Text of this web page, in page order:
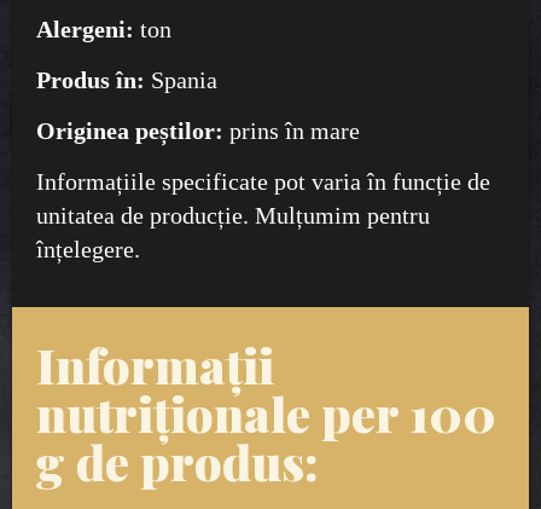
Alergeni: ton
Produs în: Spania
Originea peștilor: prins în mare
Informațiile specificate pot varia în funcție de
unitatea de producție. Mulțumim pentru
înțelegere.
Informații
nutriționale per 100
g de produs: